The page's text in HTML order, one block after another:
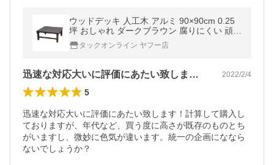
ウッドデッキ 人工木 アルミ 90×90cm 0.25
坪 おしゃれ ダークブラウン 腐りにくい 頑丈
樹脂 雨ざらし 長いこと使える WPC ガーデ
ニング 倉出し
タックオンライン ヤフー店
迅速な対応大いに評価にあたい致します！… 2022/2/4
5
迅速な対応大いに評価にあたい致します！計算して購入し
ておりますが、年代など、買う度に高さが既存のものとち
がいますし、微妙に色気が違います。統一の企画にななら
ないでしょうか？